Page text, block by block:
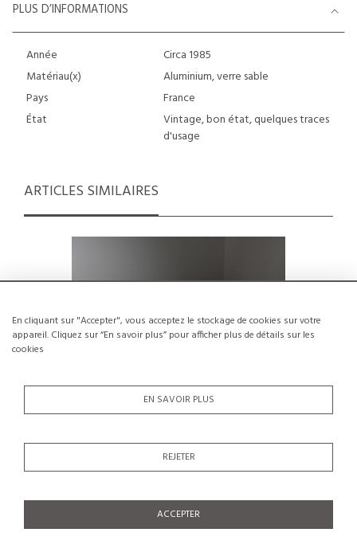
En cliquant sur "Accepter", vous acceptez le stockage de cookies sur votre
appareil. Cliquez sur “En savoir plus” pour afficher plus de détails sur les
cookies
EN SAVOIR PLUS
REJETER
ACCEPTER
PLUS D’INFORMATIONS
Année
Circa 1985
Matériau(x)
Aluminium, verre sable
Pays
France
État
Vintage, bon état, quelques traces
d'usage
ARTICLES SIMILAIRES
Table en pin massif par Christian
€1,500